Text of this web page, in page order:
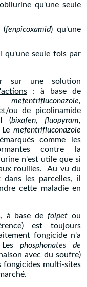
qu'une seule
(fenpicoxamid) qu'une
qu'une seule fois par
sur une solution
: à base de
ou de picolinamide
(bixafen, fluopyram,
mefentrifluconazole
comme les
contre la
n'est utile que si
rouilles. Au vu du
les parcelles, il
cette maladie en
à base defolpet ou
est toujours
fongicide n'a
phosphonates de
avec du soufre)
fongicides multi-sites